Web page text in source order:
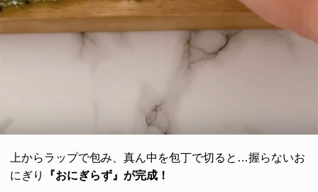
上からラップで包み、真ん中を包丁で切ると…握らないお
にぎり
『おにぎらず』が完成！